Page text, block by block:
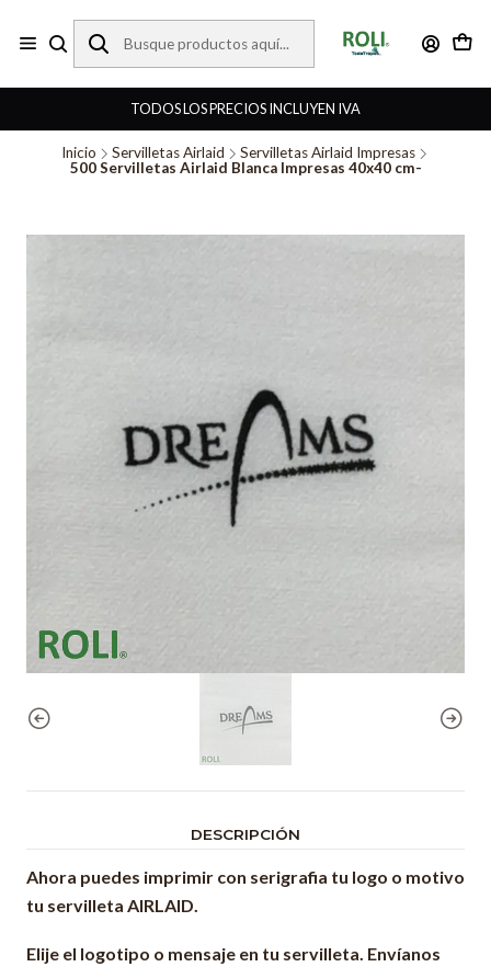
TODOS LOS PRECIOS INCLUYEN IVA
Inicio Servilletas Airlaid
Servilletas Airlaid Impresas
500 Servilletas Airlaid Blanca Impresas 40x40 cm-
DESCRIPCIÓN
Ahora puedes imprimir con serigrafia tu logo o motivo
tu servilleta AIRLAID.
Elije el logotipo o mensaje en tu servilleta. Envíanos